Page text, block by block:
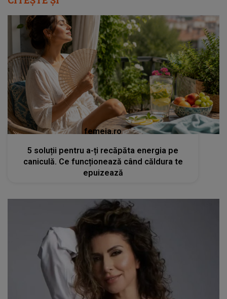
femeia.ro
5 soluții pentru a-ți recăpăta energia pe
caniculă. Ce funcționează când căldura te
epuizează